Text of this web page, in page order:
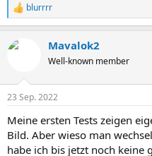
R
e
k
e
:
blurrrr
Mavalok2
Well-known member
23 Sep. 2022
Meine ersten Tests zeigen
Bild. Aber wieso man
habe ich bis jetzt noch keine